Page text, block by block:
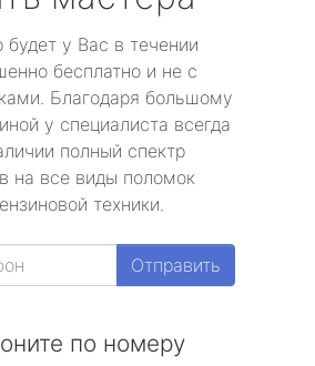
у Вас в течении
бесплатно и не с
Благодаря большому
у специалиста всегда
полный спектр
на все виды поломок
техники.
Отправить
по номеру